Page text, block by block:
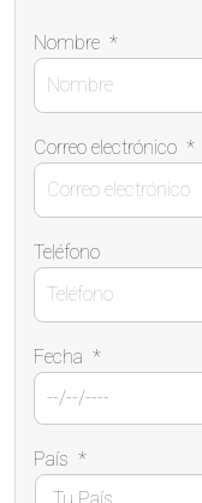
Nombre *
Correo electrónico *
Teléfono
Fecha *
País *